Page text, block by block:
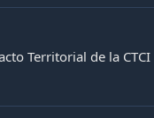
Territorial de la CTCI